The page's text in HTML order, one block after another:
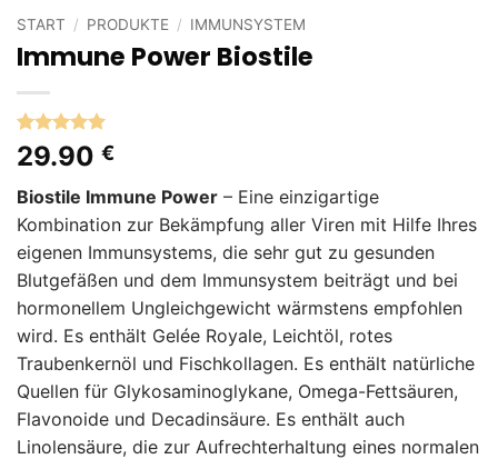
START / PRODUKTE / IMMUNSYSTEM
Immune Power Biostile
Bewertet
mit5von
auf
3
Kundenbewertungen
29.90 €
Biostile Immune Power – Eine einzigartige
Kombination zur Bekämpfung aller Viren mit Hilfe Ihres
eigenen Immunsystems, die sehr gut zu gesunden
Blutgefäßen und dem Immunsystem beiträgt und bei
hormonellem Ungleichgewicht wärmstens empfohlen
wird. Es enthält Gelée Royale, Leichtöl, rotes
Traubenkernöl und Fischkollagen. Es enthält natürliche
Quellen für Glykosaminoglykane, Omega-Fettsäuren,
Flavonoide und Decadinsäure. Es enthält auch
Linolensäure, die zur Aufrechterhaltung eines normalen